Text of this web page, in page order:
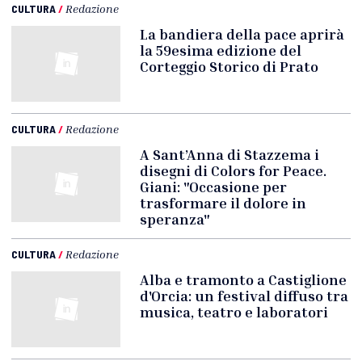
CULTURA/ Redazione
La bandiera della pace aprirà
la 59esima edizione del
Corteggio Storico di Prato
CULTURA/ Redazione
A Sant’Anna di Stazzema i
disegni di Colors for Peace.
Giani: "Occasione per
trasformare il dolore in
speranza"
CULTURA/ Redazione
Alba e tramonto a Castiglione
d'Orcia: un festival diffuso tra
musica, teatro e laboratori